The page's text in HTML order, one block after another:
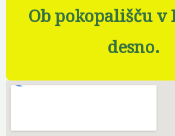
Ob pokopališču v
desno.